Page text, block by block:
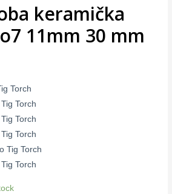
keramička
11mm 30 mm
Torch
Torch
Torch
Torch
Tig Torch
Torch